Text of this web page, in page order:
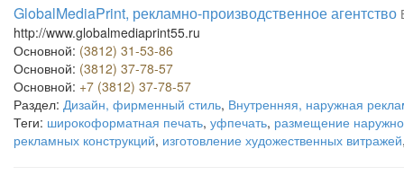
GlobalMediaPrint, рекламно-производственное агентство
http://www.globalmediaprint55.ru
Основной: (3812) 31-53-86
Основной: (3812) 37-78-57
Основной: +7 (3812) 37-78-57
Раздел: Дизайн, фирменный стиль, Внутренняя, наружная
Теги: широкоформатная печать, уфпечать, размещение
рекламных конструкций, изготовление художественных витражей